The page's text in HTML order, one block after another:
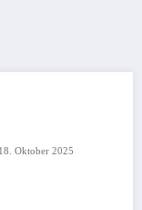
18. Oktober 2025